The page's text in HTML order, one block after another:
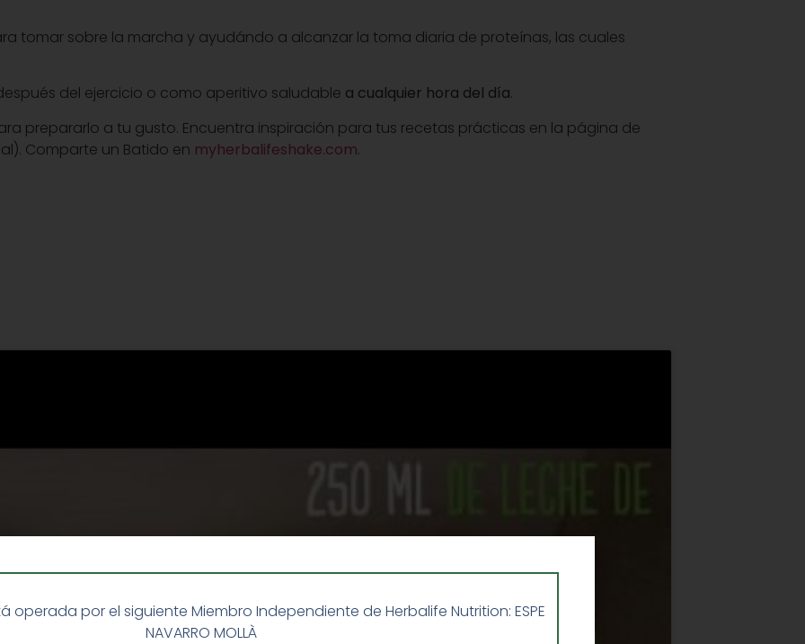
tomar sobre la marcha y ayudándo a alcanzar la toma diaria de proteínas, las cuales
del ejercicio o como aperitivo saludable a cualquier hora del día.
prepararlo a tu gusto. Encuentra inspiración para tus recetas prácticas en la página de
Comparte un Batido en myherbalifeshake.com.
operada por el siguiente Miembro Independiente de Herbalife Nutrition: ESPE
NAVARRO MOLLÀ